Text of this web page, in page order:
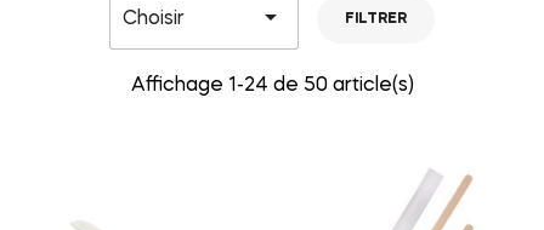
Choisir  FILTRER
Affichage 1-24 de 50 article(s)